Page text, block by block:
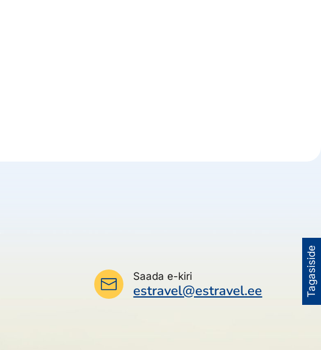
Tagasiside
Saada e-kiri
estravel@estravel.ee